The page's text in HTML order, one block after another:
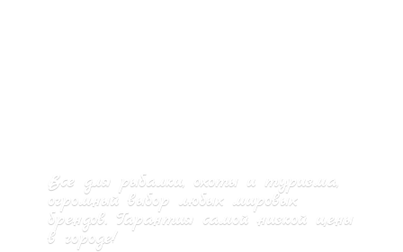
Все для рыбалки, охоты и туризма,
огромный выбор любых мировых
брендов. Гарантия самой низкой цены
в городе!